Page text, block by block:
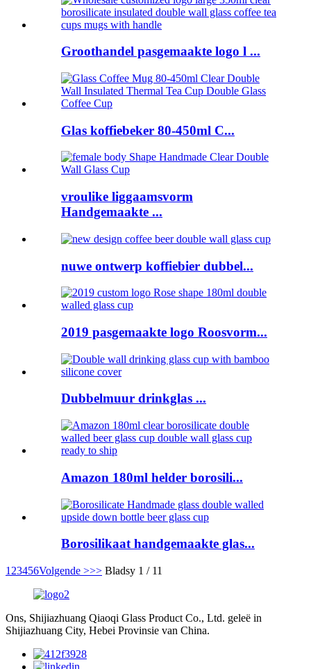
Groothandel pasgemaakte logo l ...
Glas koffiebeker 80-450ml C...
vroulike liggaamsvorm
Handgemaakte ...
nuwe ontwerp koffiebier dubbel...
2019 pasgemaakte logo Roosvorm...
Dubbelmuur drinkglas ...
Amazon 180ml helder borosili...
Borosilikaat handgemaakte glas...
1 23456Volgende >>> Bladsy 1 / 11
Ons, Shijiazhuang Qiaoqi Glass Product Co., Ltd. geleë in
Shijiazhuang City, Hebei Provinsie van China.